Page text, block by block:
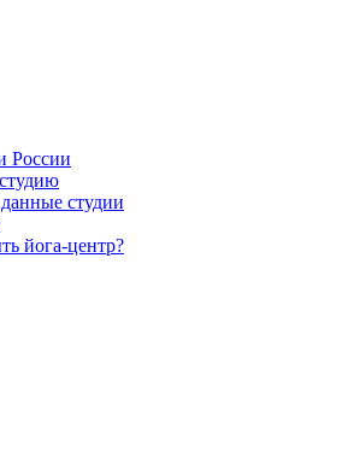
России
студии
йога-центр?